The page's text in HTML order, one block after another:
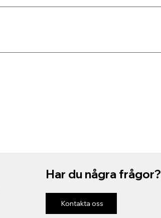
Har du några frågor?
Kontakta oss